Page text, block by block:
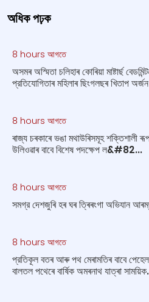
অধিক পঢ়ক
8 hours আগতে
অসমৰ অস্মিতা চলিহাৰ কোৰিয়া মাষ্টাৰ্ছ
প্রতিযোগিতাৰ মহিলাৰ ছিংগলছৰ খিতাপ অর্জন
8 hours আগতে
ৰাজ্য চৰকাৰে ভঙা মথাউৰিসমূহ শক্তিশালী
উলিওৱাৰ বাবে বিশেষ পদক্ষেপ ল&#82...
8 hours আগতে
সমগ্র দেশজুৰি হৰ ঘৰ ত্ৰিৰংগা অভিযান
8 hours আগতে
প্রতিকূল বতৰ আৰু পথ মেৰামতিৰ বাবে
বালতল পথেৰে বাৰ্ষিক অমৰনাথ যাত্ৰা